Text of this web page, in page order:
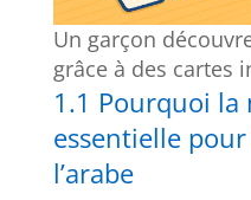
Un garçon
grâce à des cartes
1.1 Pourquoi la
essentielle pour
l’arabe